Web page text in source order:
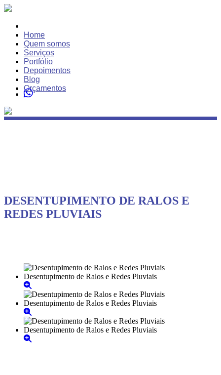
Home
Quem somos
Serviços
Portfólio
Depoimentos
Blog
Orçamentos
DESENTUPIMENTO DE RALOS E
REDES PLUVIAIS